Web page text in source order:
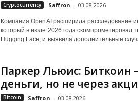
Cryptocurrency Saffron - 03.08.2026
Компания OpenAI расширила расследование
который в июле 2026 года скомпрометировал
Hugging Face, и выявила дополнительные
Паркер Льюис:
деньги, но не через
Bitcoin Saffron - 03.08.2026